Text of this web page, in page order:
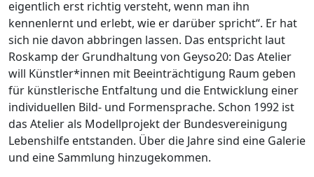
eigentlich erst richtig versteht, wenn man ihn
kennenlernt und erlebt, wie er darüber spricht“. Er hat
sich nie davon abbringen lassen. Das entspricht laut
Roskamp der Grundhaltung von Geyso20: Das Atelier
will Künstler*innen mit Beeinträchtigung Raum geben
für künstlerische Entfaltung und die Entwicklung einer
individuellen Bild- und Formensprache. Schon 1992 ist
das Atelier als Modellprojekt der Bundesvereinigung
Lebenshilfe entstanden. Über die Jahre sind eine Galerie
und eine Sammlung hinzugekommen.